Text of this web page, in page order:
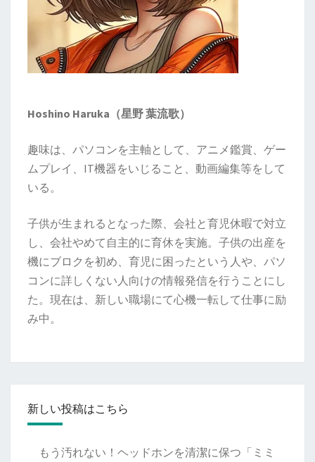
Hoshino Haruka（星野 葉流歌）
趣味は、パソコンを主軸として、アニメ鑑賞、ゲー
ムプレイ、IT機器をいじること、動画編集等をして
いる。
子供が生まれるとなった際、会社と育児休暇で対立
し、会社やめて自主的に育休を実施。子供の出産を
機にブロクを初め、育児に困ったという人や、パソ
コンに詳しくない人向けの情報発信を行うことにし
た。現在は、新しい職場にて心機一転して仕事に励
み中。
新しい投稿はこちら
もう汚れない！ヘッドホンを清潔に保つ「ミミ